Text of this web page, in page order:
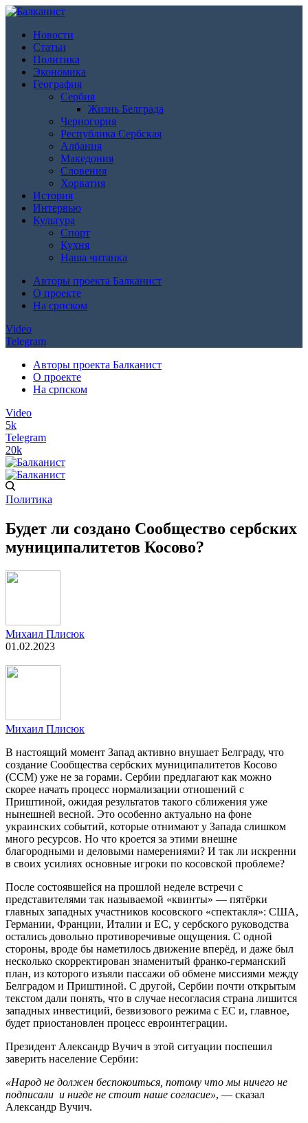
Новости
Статьи
Политика
Экономика
География
Сербия
Жизнь Белграда
Черногория
Республика Сербская
Албания
Македония
Словения
Хорватия
История
Интервью
Культура
Спорт
Кухня
Наша читанка
Авторы проекта Балканист
О проекте
На српском
Video
Telegram
Авторы проекта Балканист
О проекте
На српском
Video
5k
Telegram
20k
Политика
Будет ли создано Сообщество сербских
муниципалитетов Косово?
Михаил Плисюк
01.02.2023
Михаил Плисюк
В настоящий момент Запад активно внушает Белграду, что
создание Сообщества сербских муниципалитетов Косово
(ССМ) уже не за горами. Сербии предлагают как можно
скорее начать процесс нормализации отношений с
Приштиной, ожидая результатов такого сближения уже
нынешней весной. Это особенно актуально на фоне
украинских событий, которые отнимают у Запада слишком
много ресурсов. Но что кроется за этими внешне
благородными и деловыми намерениями? И так ли искренни
в своих усилиях основные игроки по косовской проблеме?
После состоявшейся на прошлой неделе встречи с
представителями так называемой «квинты» — пятёрки
главных западных участников косовского «спектакля»: США,
Германии, Франции, Италии и ЕС, у сербского руководства
остались довольно противоречивые ощущения. С одной
стороны, вроде бы наметилось движение вперёд, и даже был
несколько скорректирован знаменитый франко-германский
план, из которого изъяли пассажи об обмене миссиями между
Белградом и Приштиной. С другой, Сербии почти открытым
текстом дали понять, что в случае несогласия страна лишится
западных инвестиций, безвизового режима с ЕС и, главное,
будет приостановлен процесс евроинтеграции.
Президент Александр Вучич в этой ситуации поспешил
заверить население Сербии:
«Народ не должен беспокоиться, потому что мы ничего не
подписали и нигде не стоит наше согласие», — сказал
Александр Вучич.